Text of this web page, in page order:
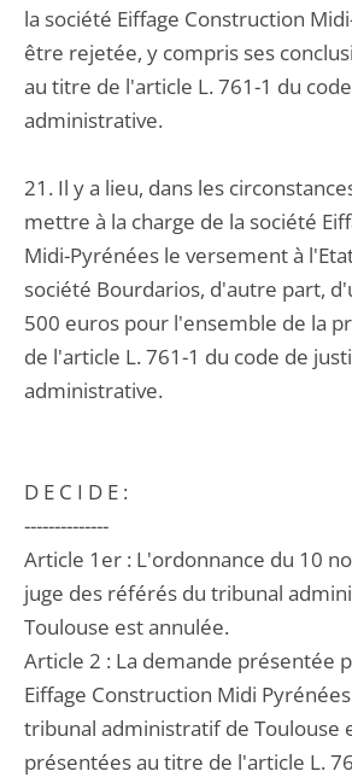
la société Eiffage Construction
être rejetée, y compris ses
au titre de l'article L. 761-1 du
administrative.
21. Il y a lieu, dans les
mettre à la charge de la société
Midi-Pyrénées le versement à
société Bourdarios, d'autre part,
500 euros pour l'ensemble de la
de l'article L. 761-1 du code de
administrative.
D E C I D E :
--------------
Article 1er : L'ordonnance du 10
juge des référés du tribunal
Toulouse est annulée.
Article 2 : La demande présentée
Eiffage Construction Midi
tribunal administratif de Toulouse
présentées au titre de l'article L.